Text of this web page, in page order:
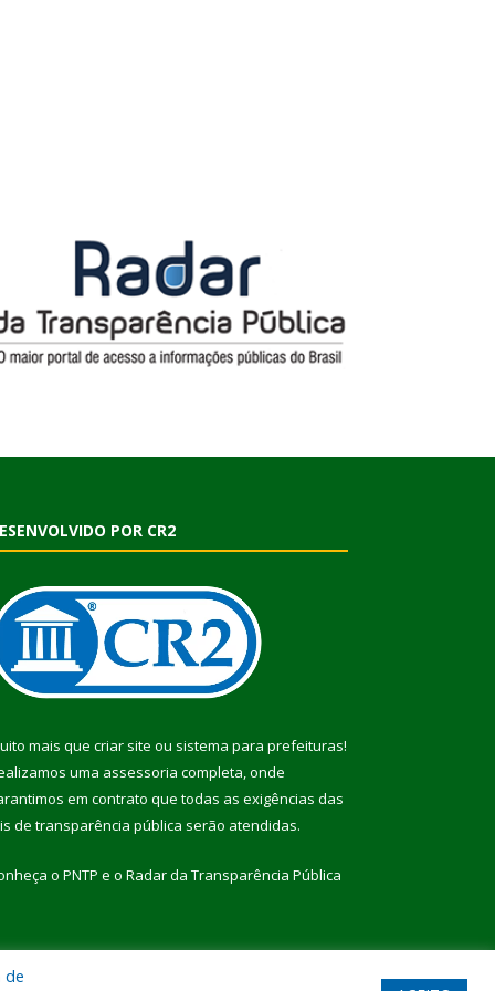
POR CR2
mais que criar site ou sistema para prefeituras!
uma assessoria completa, onde
em contrato que todas as exigências das
de transparência pública serão atendidas.
o PNTP e o Radar da Transparência Pública
de